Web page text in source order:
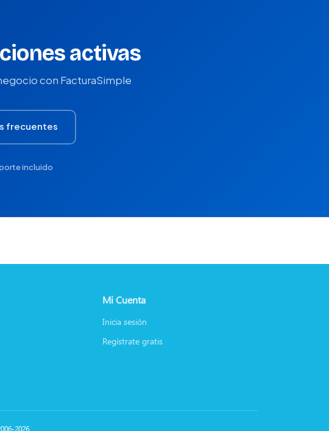
activas
con FacturaSimple
frecuentes
incluido
Mi Cuenta
Inicia sesión
Regístrate gratis
2026